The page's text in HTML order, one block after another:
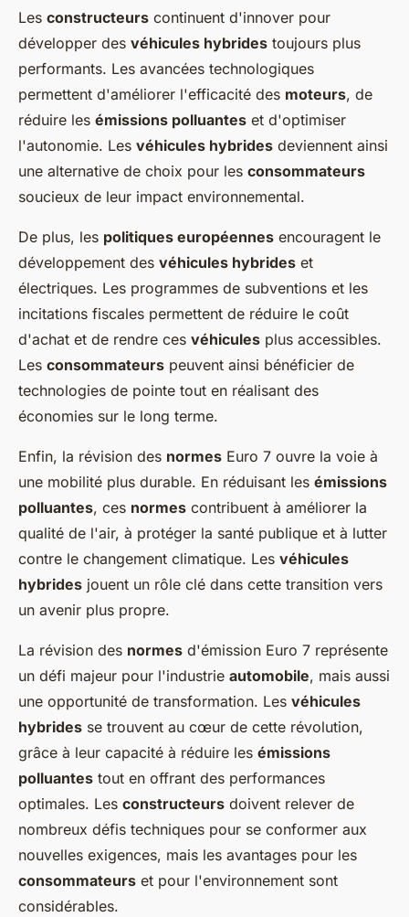
Les constructeurs continuent d'innover pour
développer des véhicules hybrides toujours plus
performants. Les avancées technologiques
permettent d'améliorer l'efficacité des moteurs, de
réduire les émissions polluantes et d'optimiser
l'autonomie. Les véhicules hybrides deviennent ainsi
une alternative de choix pour les consommateurs
soucieux de leur impact environnemental.
De plus, les politiques européennes encouragent le
développement des véhicules hybrides et
électriques. Les programmes de subventions et les
incitations fiscales permettent de réduire le coût
d'achat et de rendre ces véhicules plus accessibles.
Les consommateurs peuvent ainsi bénéficier de
technologies de pointe tout en réalisant des
économies sur le long terme.
Enfin, la révision des normes Euro 7 ouvre la voie à
une mobilité plus durable. En réduisant les émissions
polluantes, ces normes contribuent à améliorer la
qualité de l'air, à protéger la santé publique et à lutter
contre le changement climatique. Les véhicules
hybrides jouent un rôle clé dans cette transition vers
un avenir plus propre.
La révision des normes d'émission Euro 7 représente
un défi majeur pour l'industrie automobile, mais aussi
une opportunité de transformation. Les véhicules
hybrides se trouvent au cœur de cette révolution,
grâce à leur capacité à réduire les émissions
polluantes tout en offrant des performances
optimales. Les constructeurs doivent relever de
nombreux défis techniques pour se conformer aux
nouvelles exigences, mais les avantages pour les
consommateurs et pour l'environnement sont
considérables.